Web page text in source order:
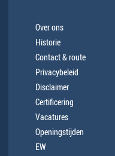
Over ons
Historie
Contact & route
Privacybeleid
Disclaimer
Certificering
Vacatures
Openingstijden
EW